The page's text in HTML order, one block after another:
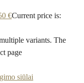
€Current price is:
variants. The
page